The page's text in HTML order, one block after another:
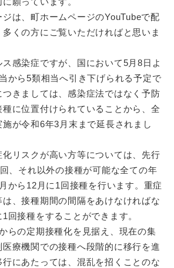
は、町ホームページのYouTubeで配
くの方にご覧いただければと思いま
感染症ですが、国において5月8日よ
から5類相当へ引き下げられる予定で
きましては、感染症法ではなく予防
に位置付けられていることから、全
が令和6年3月末まで延長されまし
リスクが高い方等については、先行
、それ以外の接種が可能な全ての年
から12月に1回接種を行います。重症
、接種期間の間隔をあけなければな
回接種をすることができます。
らの定期接種化を見据え、現在の集
療機関での接種へ段階的に移行を進
にあたっては、混乱を招くことのな